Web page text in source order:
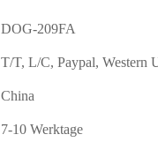
DOG-209FA
T/T, L/C, Paypal, Western
China
7-10 Werktage